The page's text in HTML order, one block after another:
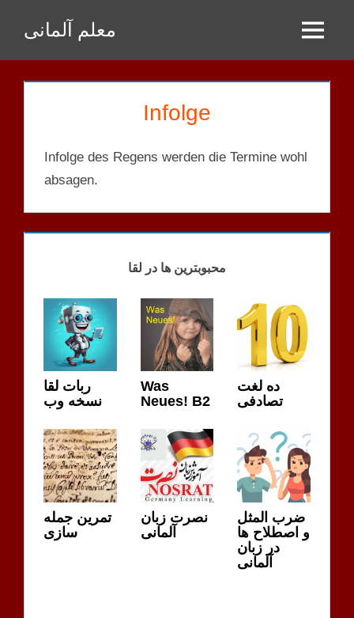
Inhalt
springen
معلم آلمانی Menu
Infolge
Infolge des Regens werden die Termine wohl
absagen.
محبوبترین ها در لقا
ربات لقا
نسخه وب
Was
Neues! B2
ده لغت
تصادفی
تمرین جمله
سازی
نصرت زبان
آلمانی
ضرب المثل
و اصطلاح ها
در زبان
آلمانی